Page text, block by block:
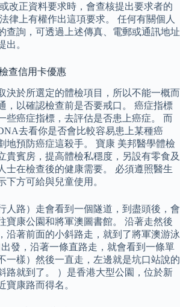
改正資料要求時，會查核提出要求者的
律上有權作出這項要求。 任何有關個人
查詢，可透過上述傳真、電郵或通訊地址
出。
查信用卡優惠
決於所選定的體檢項目，所以不能一概而
，以確認檢查前是否要戒口。 癌症指標
些癌症指標，去評估是否患上癌症。 而
去看你是否會比較容易患上某種癌
地預防癌症這殺手。 寶康 美邦醫學體檢
貴賓房，提高體檢私穩度，另設有零食及
士在檢查後的健康需要。 必須遵照醫生
下方可給與兒童使用。
人路）走會看到一個隧道，到盡頭後，會
寶康公園和將軍澳圖書館。 沿著走然後
沿著前面的小斜路走，就到了將軍澳游泳
發，沿著一條直路走，就會看到一條單
一樣）然後一直走，左邊就是坑口站說的
路就到了。 ）是香港大型公園，位於新
寶康路而得名。